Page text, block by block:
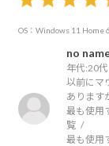
OS：Windows 11 Home
no
年代:20代
以前にマ
あります
最も使用
覧
最も使用